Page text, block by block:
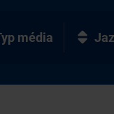
média